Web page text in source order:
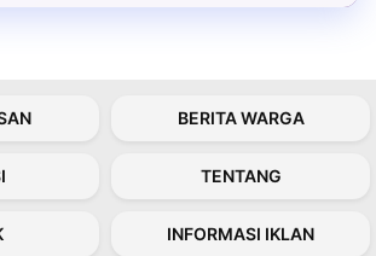
BERITA WARGA
TENTANG
INFORMASI IKLAN